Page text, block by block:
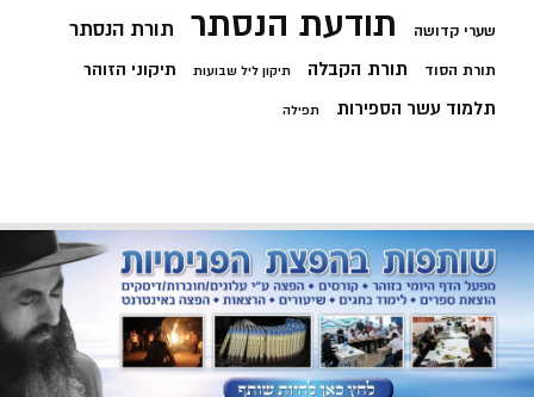
שערי קדושה תודעת הנסתר תורת הנסתר
תורת הסוד תורת הקבלה תיקון ליל שבועות תיקוני הזוהר
תלמוד עשר הספירות תפילה